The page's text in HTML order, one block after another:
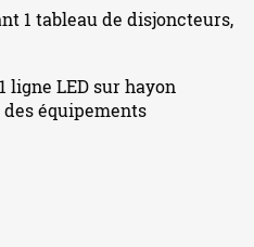
1 tableau de disjoncteurs,
ligne LED sur hayon
équipements